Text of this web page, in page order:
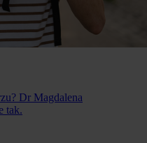
Dr Magdalena
tak.